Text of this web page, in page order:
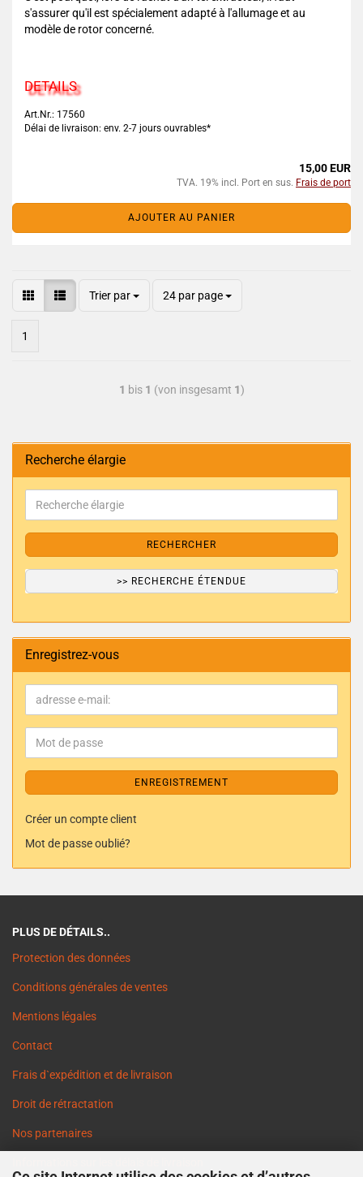
s'assurer qu'il est spécialement adapté à l'allumage et au
modèle de rotor concerné.
DETAILS
Art.Nr.: 17560
Délai de livraison: env. 2-7 jours ouvrables*
15,00 EUR
TVA. 19% incl. Port en sus. Frais de port
AJOUTER AU PANIER
Trier par 24 par page
1
1 bis 1 (von insgesamt 1)
Recherche élargie
RECHERCHER
>> RECHERCHE ÉTENDUE
Enregistrez-vous
ENREGISTREMENT
Créer un compte client
Mot de passe oublié?
PLUS DE DÉTAILS..
Protection des données
Conditions générales de ventes
Mentions légales
Contact
Frais d`expédition et de livraison
Droit de rétractation
Nos partenaires